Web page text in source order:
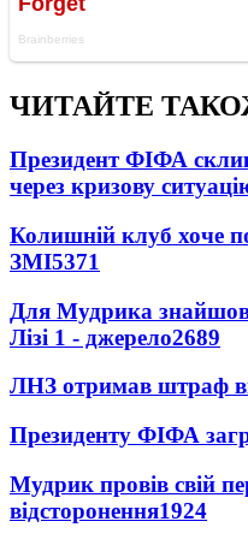
ЧИТАЙТЕ
Президент ФІФА
через кризову
Колишній клуб хоче
ЗМІ5371
Для Мудрика
Лізі 1 - джерело2689
ЛНЗ отримав штраф
Президенту ФІФА
Мудрик провів свій
відсторонення1924